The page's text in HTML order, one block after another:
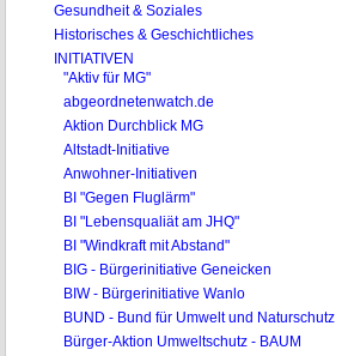
Gesundheit & Soziales
Historisches & Geschichtliches
INITIATIVEN
"Aktiv für MG"
abgeordnetenwatch.de
Aktion Durchblick MG
Altstadt-Initiative
Anwohner-Initiativen
BI "Gegen Fluglärm"
BI "Lebensqualiät am JHQ"
BI "Windkraft mit Abstand"
BIG - Bürgerinitiative Geneicken
BIW - Bürgerinitiative Wanlo
BUND - Bund für Umwelt und Naturschutz
Bürger-Aktion Umweltschutz - BAUM